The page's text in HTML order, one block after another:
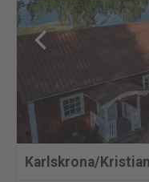
Karlskrona/